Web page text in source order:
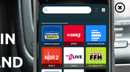
Das Ende eines
(5/6)